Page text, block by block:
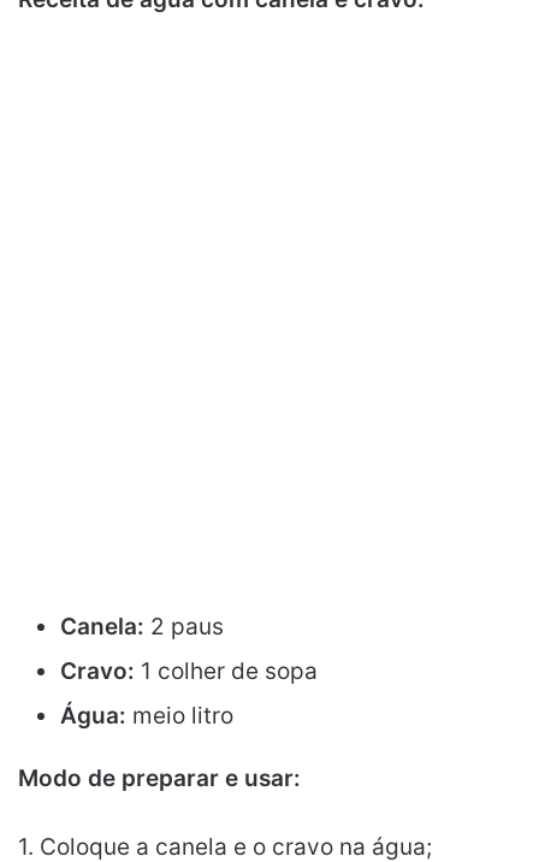
Canela: 2 paus
Cravo: 1 colher de sopa
Água: meio litro
Modo de preparar e usar:
1. Coloque a canela e o cravo na água;